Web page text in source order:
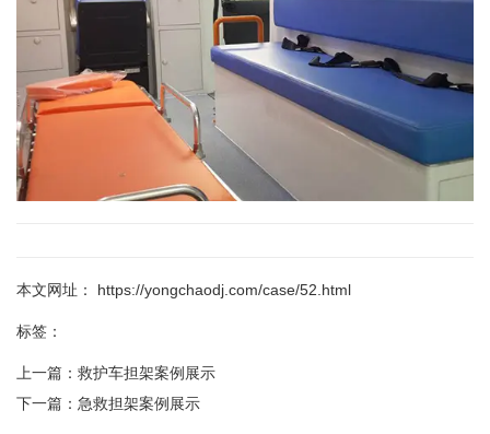
本文网址： https://yongchaodj.com/case/52.html
标签：
上一篇： 救护车担架案例展示
下一篇： 急救担架案例展示